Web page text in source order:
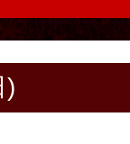
)